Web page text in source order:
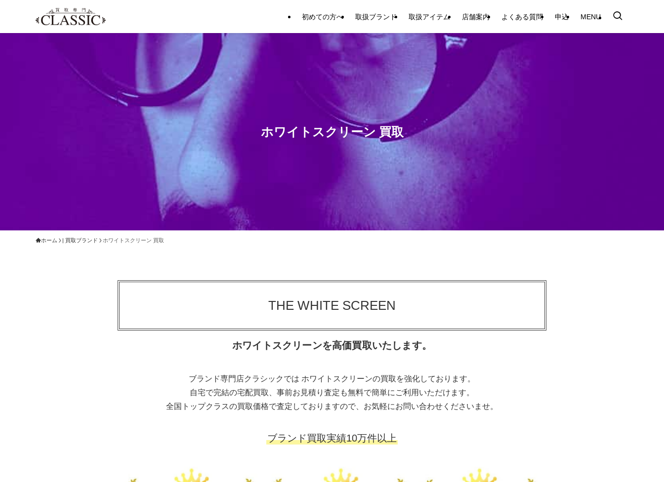
初めての方へ 取扱ブランド 取扱アイテム 店舗案内 よくある質問 申込 MENU
ホワイトスクリーン 買取
ホーム | 買取ブランド ホワイトスクリーン 買取
THE WHITE SCREEN
ホワイトスクリーンを高価買取いたします。
ブランド専門店クラシックでは ホワイトスクリーンの買取を強化しております。
自宅で完結の宅配買取、事前お見積り査定も無料で簡単にご利用いただけます。
全国トップクラスの買取価格で査定しておりますので、お気軽にお問い合わせくださいませ。
ブランド買取実績10万件以上